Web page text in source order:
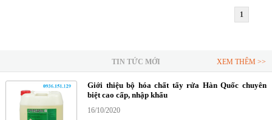
1
TIN TỨC MỚI XEM THÊM >>
Giới thiệu bộ hóa chất tẩy rửa Hàn Quốc chuyên
biệt cao cấp, nhập khẩu
16/10/2020